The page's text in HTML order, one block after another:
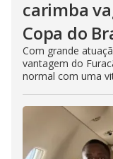
carimba
Copa do
Com grande
vantagem do
normal com uma